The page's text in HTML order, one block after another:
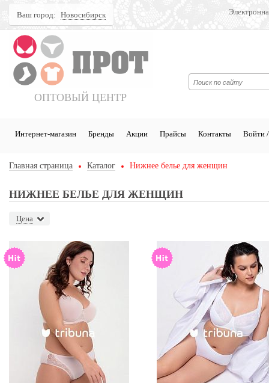
Ваш город: Новосибирск
ОПТОВЫЙ ЦЕНТР
Интернет-магазин Бренды Акции Прайсы Контакты Войти /
Главная страница Каталог Нижнее белье для женщин
НИЖНЕЕ БЕЛЬЕ ДЛЯ ЖЕНЩИН
Цена